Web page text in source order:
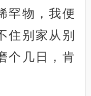
罕物，我便
住别家从别
个几日，肯